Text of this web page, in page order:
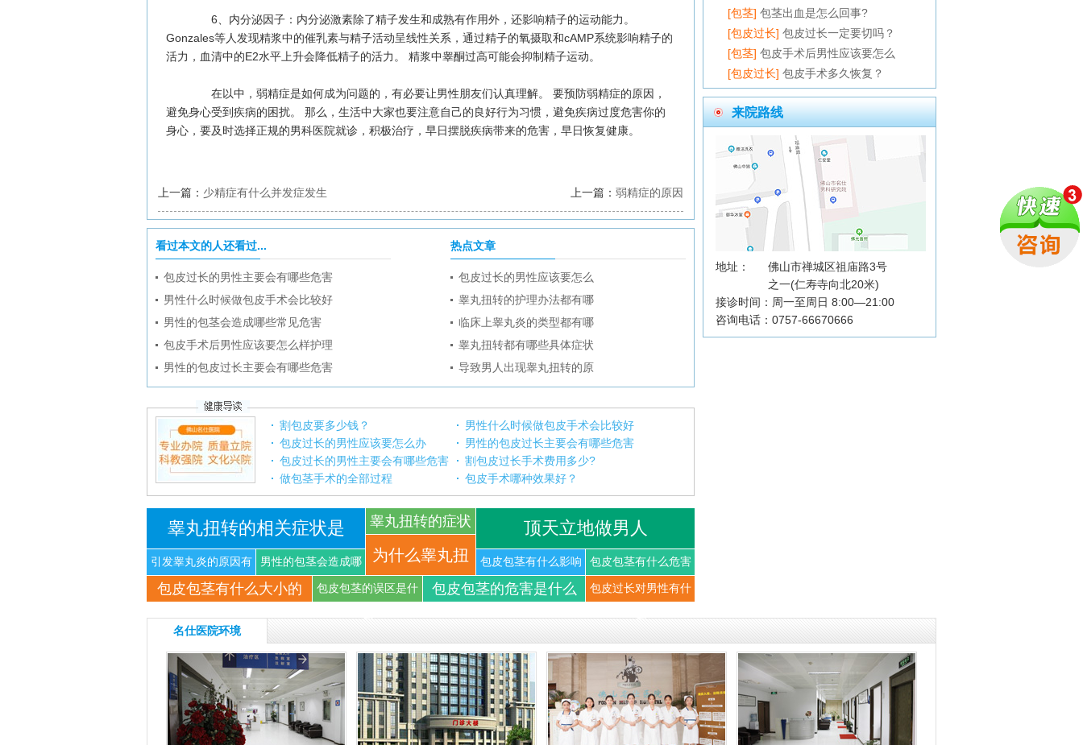
6、内分泌因子：内分泌激素除了精子发生和成熟有作用外，还影响精子的运动能力。
Gonzales等人发现精浆中的催乳素与精子活动呈线性关系，通过精子的氧摄取和cAMP系统影响精子的
活力，血清中的E2水平上升会降低精子的活力。 精浆中睾酮过高可能会抑制精子运动。
在以中，弱精症是如何成为问题的，有必要让男性朋友们认真理解。 要预防弱精症的原因，
避免身心受到疾病的困扰。 那么，生活中大家也要注意自己的良好行为习惯，避免疾病过度危害你的
身心，要及时选择正规的男科医院就诊，积极治疗，早日摆脱疾病带来的危害，早日恢复健康。
上一篇： 弱精症的原因
上一篇： 少精症有什么并发症发生
看过本文的人还看过...
包皮过长的男性主要会有哪些危害
男性什么时候做包皮手术会比较好
男性的包茎会造成哪些常见危害
包皮手术后男性应该要怎么样护理
男性的包皮过长主要会有哪些危害
热点文章
包皮过长的男性应该要怎么
睾丸扭转的护理办法都有哪
临床上睾丸炎的类型都有哪
睾丸扭转都有哪些具体症状
导致男人出现睾丸扭转的原
割包皮要多少钱？
男性什么时候做包皮手术会比较好
包皮过长的男性应该要怎么办
男性的包皮过长主要会有哪些危害
包皮过长的男性主要会有哪些危害
割包皮过长手术费用多少?
做包茎手术的全部过程
包皮手术哪种效果好？
睾丸扭转的相关症状是
引发睾丸炎的原因有
什
男性的包茎会造成哪
睾丸扭转的症状
你知道
为什么睾丸扭
转可以导
顶天立地做男人
包皮包茎有什么影响 包皮包茎有什么危害
包皮包茎有什么大小的 包皮包茎的误区是什 包皮包茎的危害是什么 包皮过长对男性有什
[包茎] 包茎出血是怎么回事?
[包皮过长] 包皮过长一定要切吗？
[包茎] 包皮手术后男性应该要怎么
[包皮过长] 包皮手术多久恢复？
来院路线
地址：
佛山市禅城区祖庙路3号
之一(仁寿寺向北20米)
接诊时间：周一至周日 8:00—21:00
咨询电话：0757-66670666
名仕医院环境